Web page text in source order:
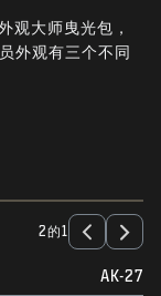
观大师曳光包，
外观有三个不同
2的1
AK-27